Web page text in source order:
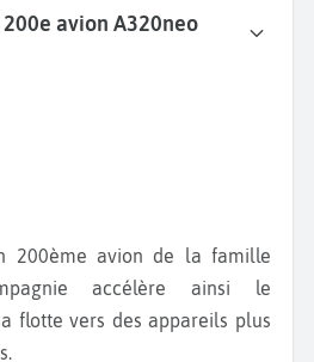
avion A320neo
accélère ainsi le
flotte vers des appareils plus